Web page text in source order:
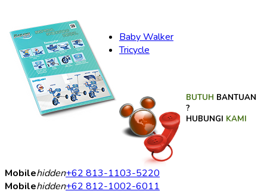
Baby Walker
Tricycle
BUTUH BANTUAN
?
HUBUNGI KAMI
Mobilehidden+62 813-1103-5220
Mobilehidden+62 812-1002-6011